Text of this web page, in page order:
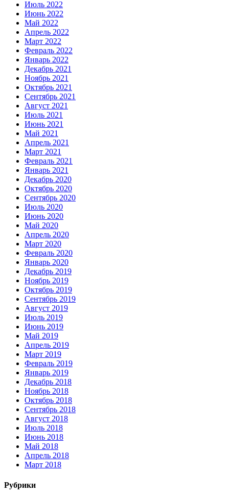
Июль 2022
Июнь 2022
Май 2022
Апрель 2022
Март 2022
Февраль 2022
Январь 2022
Декабрь 2021
Ноябрь 2021
Октябрь 2021
Сентябрь 2021
Август 2021
Июль 2021
Июнь 2021
Май 2021
Апрель 2021
Март 2021
Февраль 2021
Январь 2021
Декабрь 2020
Октябрь 2020
Сентябрь 2020
Июль 2020
Июнь 2020
Май 2020
Апрель 2020
Март 2020
Февраль 2020
Январь 2020
Декабрь 2019
Ноябрь 2019
Октябрь 2019
Сентябрь 2019
Август 2019
Июль 2019
Июнь 2019
Май 2019
Апрель 2019
Март 2019
Февраль 2019
Январь 2019
Декабрь 2018
Ноябрь 2018
Октябрь 2018
Сентябрь 2018
Август 2018
Июль 2018
Июнь 2018
Май 2018
Апрель 2018
Март 2018
Рубрики